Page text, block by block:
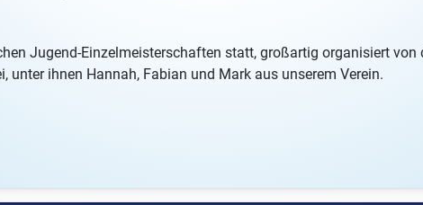
Jugend-Einzelmeisterschaften statt, großartig organisiert
unter ihnen Hannah, Fabian und Mark aus unserem Verein.